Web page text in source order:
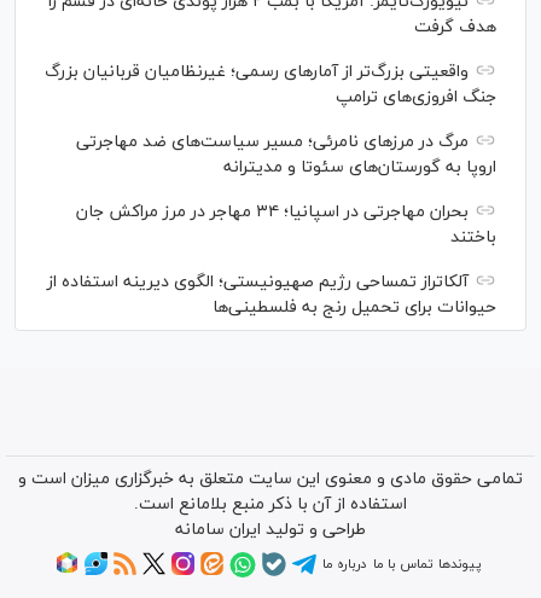
هدف گرفت
واقعیتی بزرگ‌تر از آمار‌های رسمی؛ غیرنظامیان قربانیان بزرگ
جنگ افروزی‌های ترامپ
مرگ در مرز‌های نامرئی؛ مسیر سیاست‌های ضد مهاجرتی
اروپا به گورستان‌های سئوتا و مدیترانه
بحران مهاجرتی در اسپانیا؛ ۳۴ مهاجر در مرز مراکش جان
باختند
آلکاتراز تمساحی رژیم صهیونیستی؛ الگوی دیرینه استفاده از
حیوانات برای تحمیل رنج به فلسطینی‌ها
تمامی حقوق مادی و معنوی این سایت متعلق به خبرگزاری میزان است و
استفاده از آن با ذکر منبع بلامانع است.
طراحی و تولید ایران سامانه
پیوندها تماس با ما درباره ما